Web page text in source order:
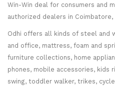
Win-Win deal for consumers and
authorized dealers in Coimbatore,
Odhi offers all kinds of steel and
and office, mattress, foam and
furniture collections, home
phones, mobile accessories, kids
swing, toddler walker, trikes,